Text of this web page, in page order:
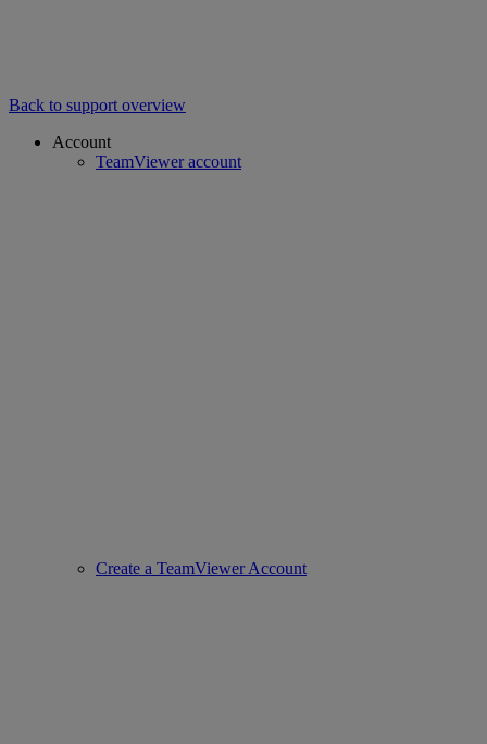
Back to support overview
Account
TeamViewer account
Create a TeamViewer Account